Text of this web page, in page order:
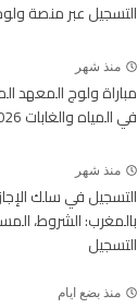
التسجيل عبر منصة
منذ شهر
مباراة ولوج المعهد
في المياه والغابات 2026-2027 IRTSEF
منذ شهر
بالمغرب: الشروط،
التسجيل
منذ بضع ايام